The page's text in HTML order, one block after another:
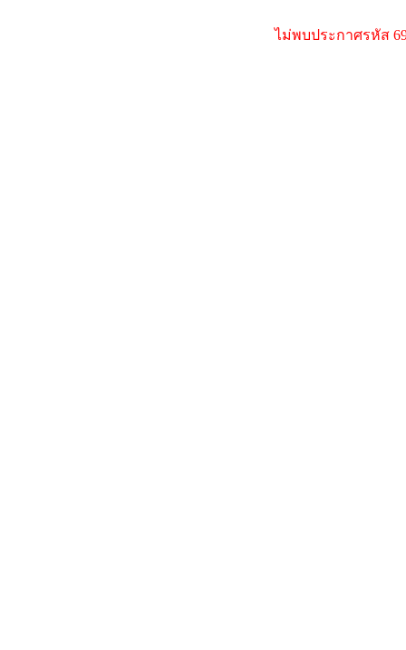
ไม่พบประกาศรหัส